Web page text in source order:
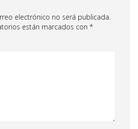
electrónico no será publicada.
están marcados con *